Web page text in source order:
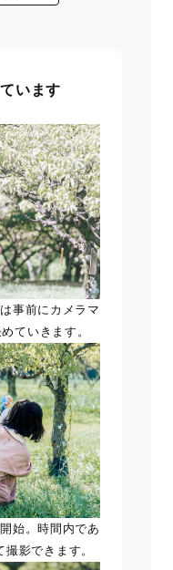
います
事前にカメラマ
ていきます。
始。時間内であ
影できます。